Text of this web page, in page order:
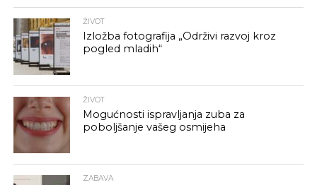
ŽIVOT
Izložba fotografija „Održivi razvoj kroz
pogled mladih“
ŽIVOT
Mogućnosti ispravljanja zuba za
poboljšanje vašeg osmijeha
ZABAVA